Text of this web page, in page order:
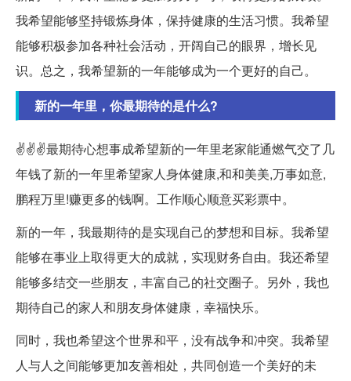
我希望能够坚持锻炼身体，保持健康的生活习惯。我希望
能够积极参加各种社会活动，开阔自己的眼界，增长见
识。总之，我希望新的一年能够成为一个更好的自己。
新的一年里，你最期待的是什么?
✌✌✌最期待心想事成希望新的一年里老家能通燃气交了几
年钱了新的一年里希望家人身体健康,和和美美,万事如意,
鹏程万里!赚更多的钱啊。工作顺心顺意买彩票中。
新的一年，我最期待的是实现自己的梦想和目标。我希望
能够在事业上取得更大的成就，实现财务自由。我还希望
能够多结交一些朋友，丰富自己的社交圈子。另外，我也
期待自己的家人和朋友身体健康，幸福快乐。
同时，我也希望这个世界和平，没有战争和冲突。我希望
人与人之间能够更加友善相处，共同创造一个美好的未